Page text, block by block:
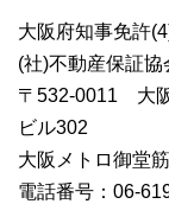
大阪府知事免許
(社)不動産保証
〒532-0011 大
ビル302
大阪メトロ御堂
電話番号：06-